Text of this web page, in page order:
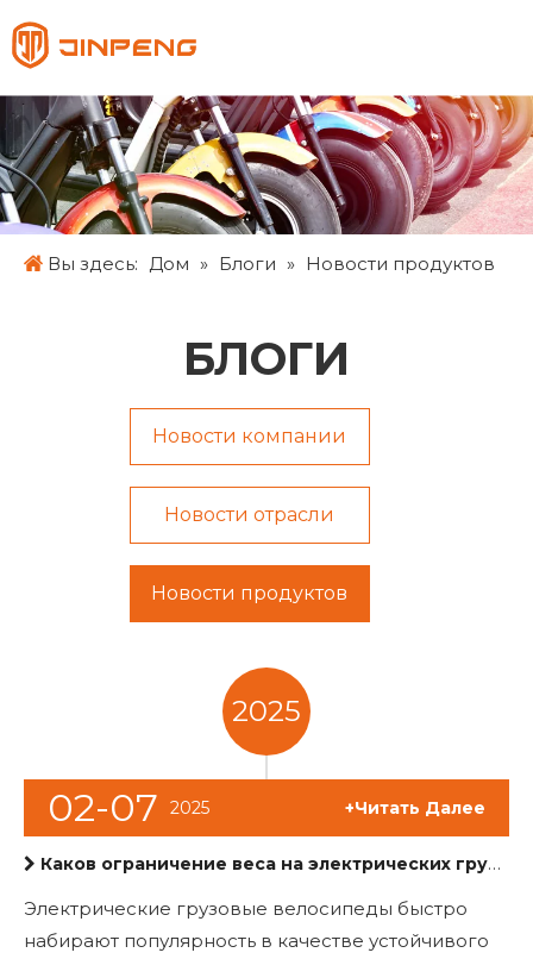
Français
Español
Вы здесь: Дом » Блоги » Новости продуктов
БЛОГИ
Новости компании
Новости отрасли
Новости продуктов
2025
02-07 2025 +Читать Далее
Каков ограничение веса на электрических грузовых велосипедах?
Электрические грузовые велосипеды быстро
набирают популярность в качестве устойчивого